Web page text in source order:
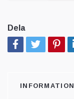
Dela
INFORMATION